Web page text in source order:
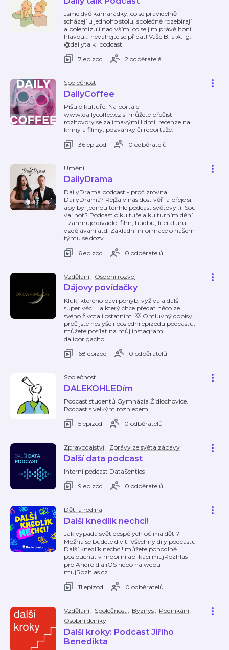
Jsme dvě kamarádky, co se pravidelně
scházejí u jednoho stolu, společně rozebírají
a polemizují nad vším, co se jim právě honí
hlavou... neváhejte se přidat! Vaše B. a A. ig:
@dailytalk_podcast
7 epizod
2 odběratelé
Společnost
DailyCoffee
Píšu o kultuře. Na portále
www.dailycoffee.cz si můžete přečíst
rozhovory se zajímavými lidmi, recenze na
knihy a filmy, pozvánky či reportáže.
36 epizod
0 odběratelů
Umění
DailyDrama
DailyDrama podcast - proč zrovna
DailyDrama? Rejža v nás dost věří a přeje si,
aby byl jednou tenhle podcast světový :). Sou
vaj not? Podcast o kultuře a kulturním dění
- zahrnuje divadlo, film, hudbu, literaturu,
vzdělávání atd. Základní informace o našem
týmu se dozv…
6 epizod
0 odběratelů
Vzdělání, Osobní rozvoj
Dájovy povídačky
Kluk, kterého baví pohyb, výživa a další
super věci... a který chce předat něco ze
svého života i ostatním. 💡 Omluvný dopisy,
proč jste neslyšeli poslední epizodu podcastu,
můžete posílat na můj instagram:
dalibor.gacho
68 epizod
0 odběratelů
Společnost
DALEKOHLEDím
Podcast studentů Gymnázia Židlochovice.
Podcast s velkým rozhledem.
5 epizod
0 odběratelů
Zpravodajství, Zprávy ze světa zábavy
Další data podcast
Interní podcast DataSentics
9 epizod
0 odběratelů
Děti a rodina
Další knedlík nechci!
Jak vypadá svět dospělých očima dětí?
Možná se budete divit. Všechny díly podcastu
Další knedlík nechci! můžete pohodlně
poslouchat v mobilní aplikaci mujRozhlas
pro Android a iOS nebo na webu
mujRozhlas.cz.
11 epizod
0 odběratelů
Vzdělání, Společnost , Byznys, Podnikání,
Osobní deníky
Další kroky: Podcast Jiřího
Benedikta